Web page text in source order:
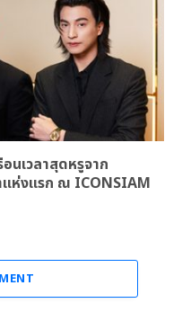
นเวลาสุดหรูจาก
แห่งแรก ณ ICONSIAM